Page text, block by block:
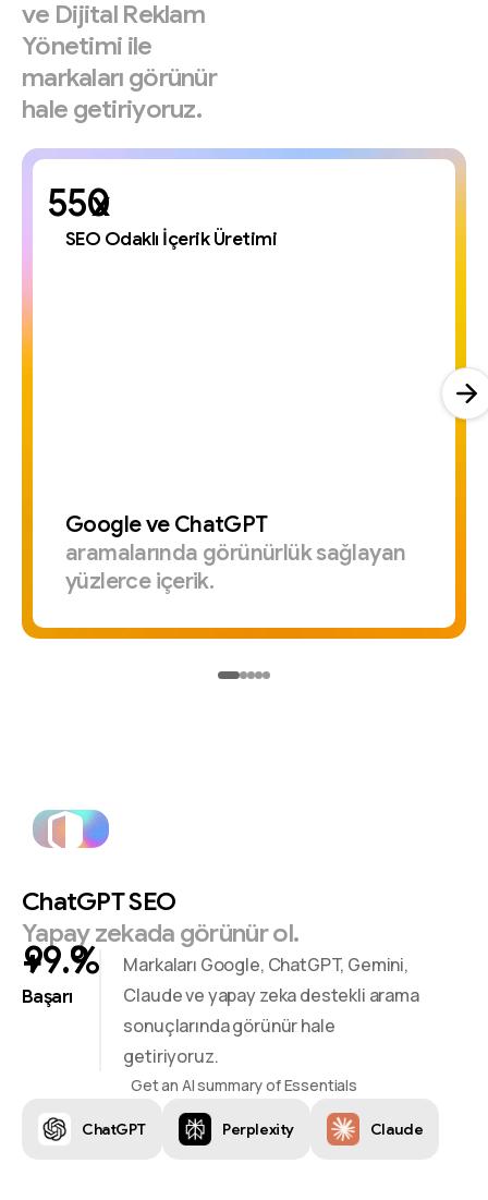
ve Dijital Reklam
Yönetimi ile
markaları görünür
hale getiriyoruz.
x
SEO Odaklı İçerik Üretimi
GoogleveChatGPT
aramalarında görünürlüksağlayan
yüzlerceiçerik.
ChatGPTSEO
Yapayzekada görünürol.
+ %
Başarı
Markaları Google, ChatGPT, Gemini,
Claude ve yapay zeka destekli arama
sonuçlarında görünür hale
getiriyoruz.
Get an AI summary of Essentials
ChatGPT Perplexity Claude